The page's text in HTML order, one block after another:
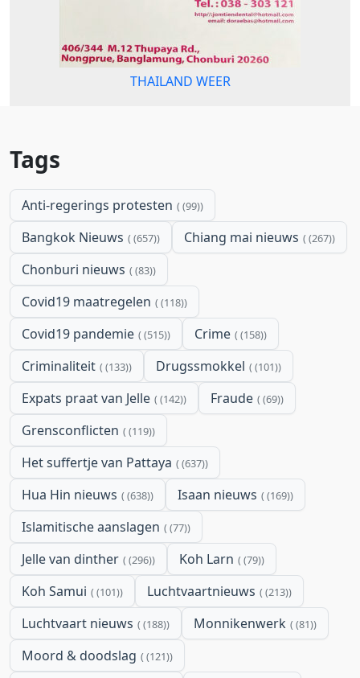
THAILAND WEER
Tags
Anti-regerings protesten (99)
Bangkok Nieuws (657) Chiang mai nieuws (267)
Chonburi nieuws (83)
Covid19 maatregelen (118)
Covid19 pandemie (515) Crime (158)
Criminaliteit (133) Drugssmokkel (101)
Expats praat van Jelle (142) Fraude (69)
Grensconflicten (119)
Het suffertje van Pattaya (637)
Hua Hin nieuws (638) Isaan nieuws (169)
Islamitische aanslagen (77)
Jelle van dinther (296) Koh Larn (79)
Koh Samui (101) Luchtvaartnieuws (213)
Luchtvaart nieuws (188) Monnikenwerk (81)
Moord & doodslag (121)